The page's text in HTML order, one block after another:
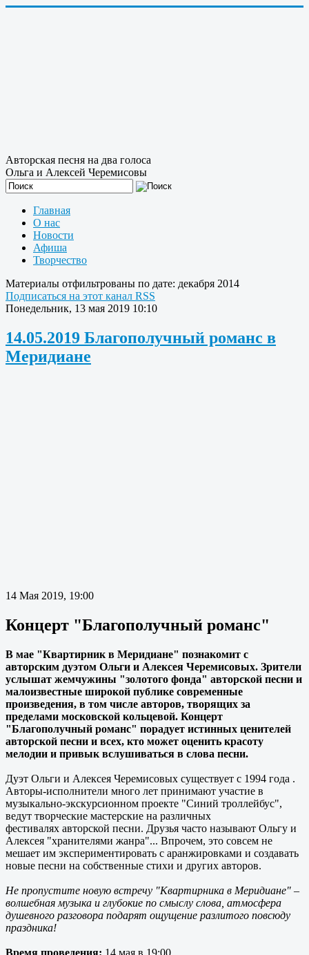
Авторская песня на два голоса
Ольга и Алексей Черемисовы
Главная
О нас
Новости
Афиша
Творчество
Материалы отфильтрованы по дате: декабря 2014
Подписаться на этот канал RSS
Понедельник, 13 мая 2019 10:10
14.05.2019 Благополучный романс в
Меридиане
14 Мая 2019, 19:00
Концерт "Благополучный романс"
В мае "Квартирник в Меридиане" познакомит с
авторским дуэтом Ольги и Алексея Черемисовых. Зрители
услышат жемчужины "золотого фонда" авторской песни и
малоизвестные широкой публике современные
произведения, в том числе авторов, творящих за
пределами московской кольцевой. Концерт
"Благополучный романс" порадует истинных ценителей
авторской песни и всех, кто может оценить красоту
мелодии и привык вслушиваться в слова песни.
Дуэт Ольги и Алексея Черемисовых существует с 1994 года .
Авторы-исполнители много лет принимают участие в
музыкально-экскурсионном проекте "Синий троллейбус",
ведут творческие мастерские на различных
фестивалях авторской песни. Друзья часто называют Ольгу и
Алексея "хранителями жанра"... Впрочем, это совсем не
мешает им экспериментировать с аранжировками и создавать
новые песни на собственные стихи и других авторов.
Не пропустите новую встречу "Квартирника в Меридиане" –
волшебная музыка и глубокие по смыслу слова, атмосфера
душевного разговора подарят ощущение разлитого повсюду
праздника!
Время проведения: 14 мая в 19:00